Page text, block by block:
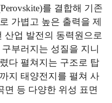
를 결합해 기존
가볍고 높은 출력을 제
산업 발전의 동력원으로
부러지는 성질을 지니
다 펼쳐지는 구조로 탑
지 태양전지를 펼쳐 사
면 등 다양한 위성 표면